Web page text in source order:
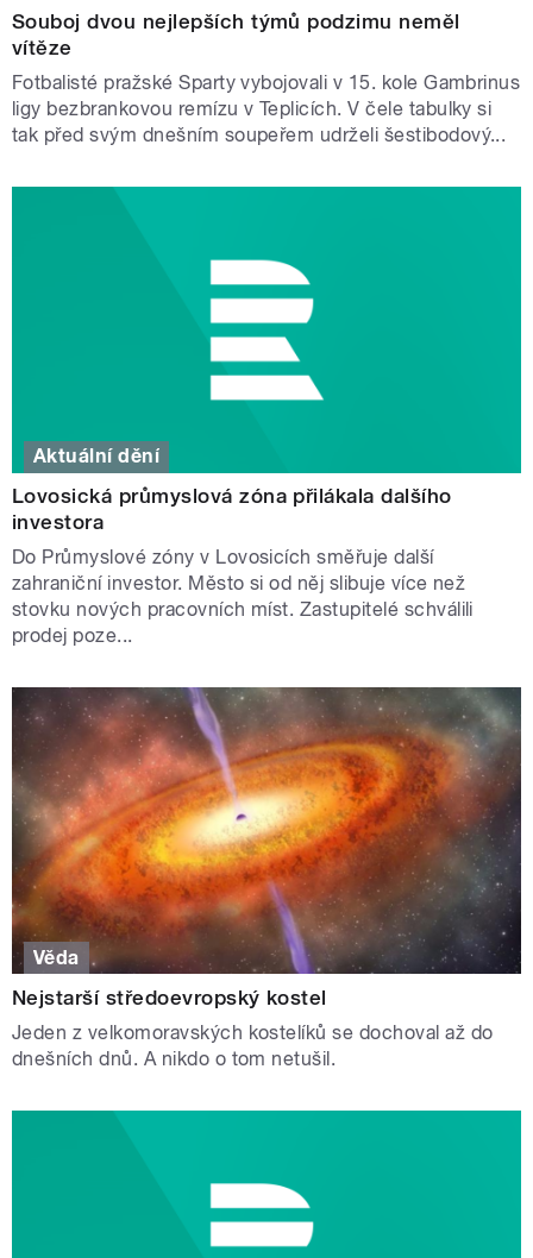
Souboj dvou nejlepších týmů podzimu neměl
vítěze
Fotbalisté pražské Sparty vybojovali v 15. kole Gambrinus
ligy bezbrankovou remízu v Teplicích. V čele tabulky si
tak před svým dnešním soupeřem udrželi šestibodový...
Aktuální dění
Lovosická průmyslová zóna přilákala dalšího
investora
Do Průmyslové zóny v Lovosicích směřuje další
zahraniční investor. Město si od něj slibuje více než
stovku nových pracovních míst. Zastupitelé schválili
prodej poze...
Věda
Nejstarší středoevropský kostel
Jeden z velkomoravských kostelíků se dochoval až do
dnešních dnů. A nikdo o tom netušil.